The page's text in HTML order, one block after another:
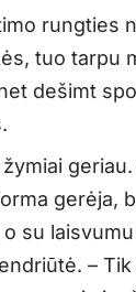
rungties
tuo tarpu
dešimt
žymiai
gerėja,
su
–